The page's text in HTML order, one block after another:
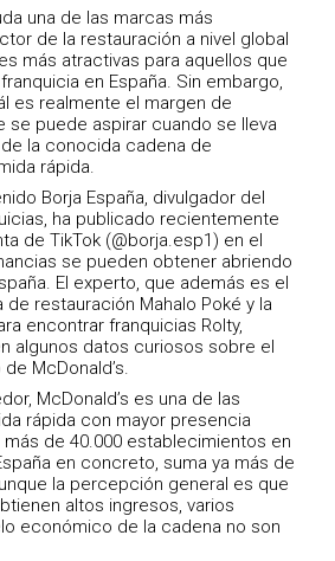
una de las marcas más
de la restauración a nivel global
más atractivas para aquellos que
en España. Sin embargo,
es realmente el margen de
se puede aspirar cuando se lleva
la conocida cadena de
rápida.
Borja España, divulgador del
ha publicado recientemente
de TikTok (@borja.esp1) en el
se pueden obtener abriendo
El experto, que además es el
restauración Mahalo Poké y la
encontrar franquicias Rolty,
algunos datos curiosos sobre el
McDonald’s.
McDonald’s es una de las
rápida con mayor presencia
de 40.000 establecimientos en
en concreto, suma ya más de
la percepción general es que
altos ingresos, varios
económico de la cadena no son